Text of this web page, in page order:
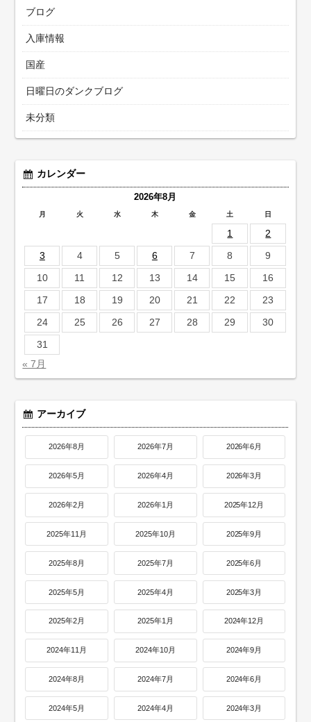
ブログ
入庫情報
国産
日曜日のダンクブログ
未分類
カレンダー
2026年8月
月 火 水 木 金 土 日
1
2
3
4 5 6 7 8
9
10
11 12 13 14 15
16
17
18 19 20 21 22
23
24
25 26 27 28 29
30
31
« 7月
アーカイブ
2026年8月 2026年7月 2026年6月
2026年5月 2026年4月 2026年3月
2026年2月 2026年1月 2025年12月
2025年11月 2025年10月 2025年9月
2025年8月 2025年7月 2025年6月
2025年5月 2025年4月 2025年3月
2025年2月 2025年1月 2024年12月
2024年11月 2024年10月 2024年9月
2024年8月 2024年7月 2024年6月
2024年5月 2024年4月 2024年3月